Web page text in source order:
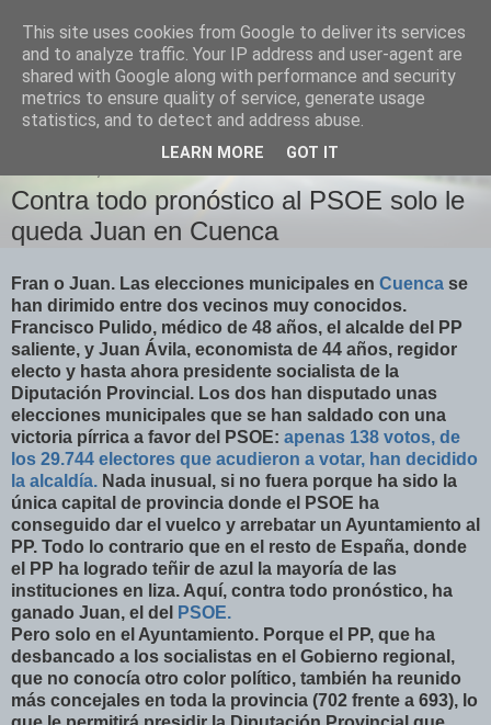
Izquierda Plural
Desde Cuenca para el mundo
Contra todo pronóstico al PSOE solo le
queda Juan en Cuenca
Fran o Juan. Las elecciones municipales en Cuenca se
han dirimido entre dos vecinos muy conocidos.
Francisco Pulido, médico de 48 años, el alcalde del PP
saliente, y Juan Ávila, economista de 44 años, regidor
electo y hasta ahora presidente socialista de la
Diputación Provincial. Los dos han disputado unas
elecciones municipales que se han saldado con una
victoria pírrica a favor del PSOE: apenas 138 votos, de
los 29.744 electores que acudieron a votar, han decidido
la alcaldía. Nada inusual, si no fuera porque ha sido la
única capital de provincia donde el PSOE ha
conseguido dar el vuelco y arrebatar un Ayuntamiento al
PP. Todo lo contrario que en el resto de España, donde
el PP ha logrado teñir de azul la mayoría de las
instituciones en liza. Aquí, contra todo pronóstico, ha
ganado Juan, el del
PSOE.
Pero solo en el Ayuntamiento. Porque el PP, que ha
desbancado a los socialistas en el Gobierno regional,
que no conocía otro color político, también ha reunido
más concejales en toda la provincia (702 frente a 693), lo
This site uses cookies from Google to deliver its services
and to analyze traffic. Your IP address and user-agent are
shared with Google along with performance and security
metrics to ensure quality of service, generate usage
statistics, and to detect and address abuse.
LEARN MORE GOT IT